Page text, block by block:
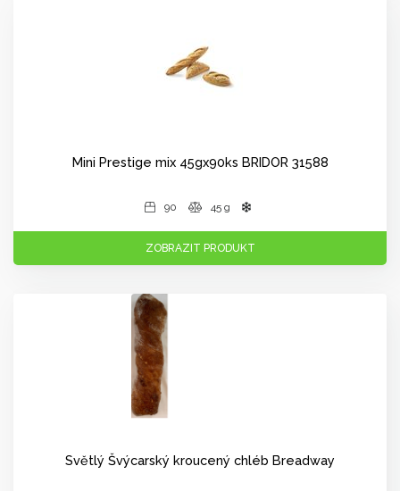
Mini Prestige mix 45gx90ks BRIDOR 31588
90 45 g
ZOBRAZIT PRODUKT
Světlý Švýcarský kroucený chléb Breadway